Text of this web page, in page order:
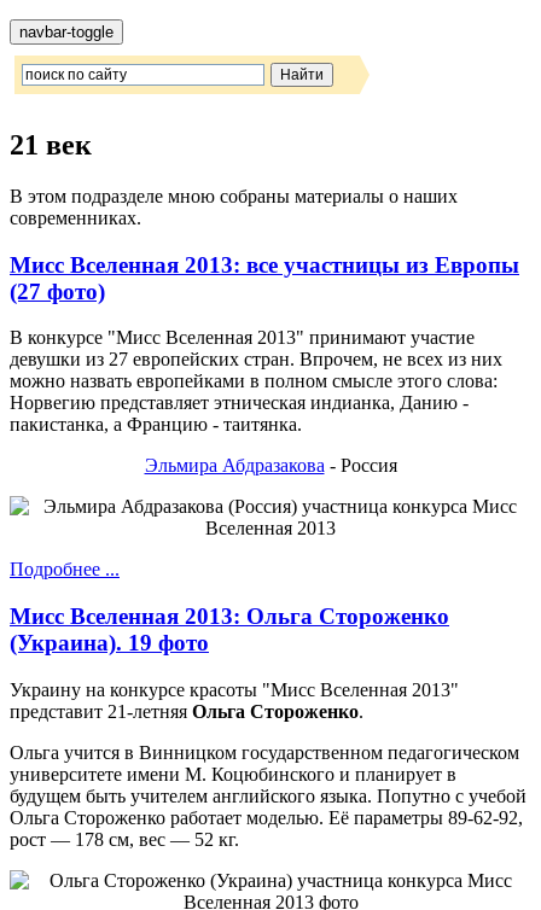
navbar-toggle
21 век
В этом подразделе мною собраны материалы о наших
современниках.
Мисс Вселенная 2013: все участницы из Европы
(27 фото)
В конкурсе "Мисс Вселенная 2013" принимают участие
девушки из 27 европейских стран. Впрочем, не всех из них
можно назвать европейками в полном смысле этого слова:
Норвегию представляет этническая индианка, Данию -
пакистанка, а Францию - таитянка.
Эльмира Абдразакова - Россия
Подробнее ...
Мисс Вселенная 2013: Ольга Стороженко
(Украина). 19 фото
Украину на конкурсе красоты "Мисс Вселенная 2013"
представит 21-летняя Ольга Стороженко.
Ольга учится в Винницком государственном педагогическом
университете имени М. Коцюбинского и планирует в
будущем быть учителем английского языка. Попутно с учебой
Ольга Стороженко работает моделью. Её параметры 89-62-92,
рост — 178 см, вес — 52 кг.